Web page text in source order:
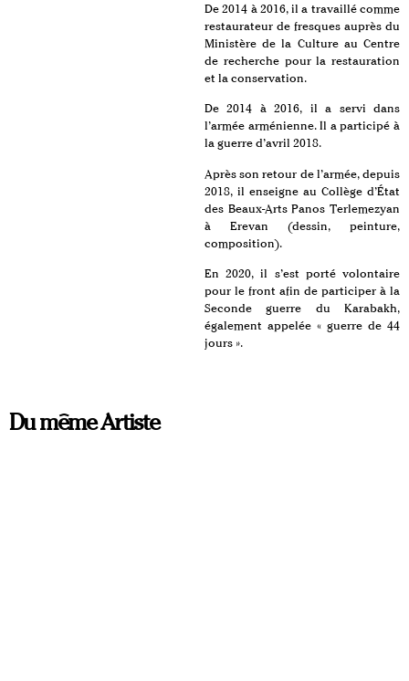
De 2014 à 2016, il a travaillé comme
restaurateur de fresques auprès du
Ministère de la Culture au Centre
de recherche pour la restauration
et la conservation.
De 2014 à 2016, il a servi dans
l’armée arménienne. Il a participé à
la guerre d’avril 2018.
Après son retour de l’armée, depuis
2018, il enseigne au Collège d’État
des Beaux-Arts Panos Terlemezyan
à Erevan (dessin, peinture,
composition).
En 2020, il s’est porté volontaire
pour le front afin de participer à la
Seconde guerre du Karabakh,
également appelée « guerre de 44
jours ».
Du même Artiste